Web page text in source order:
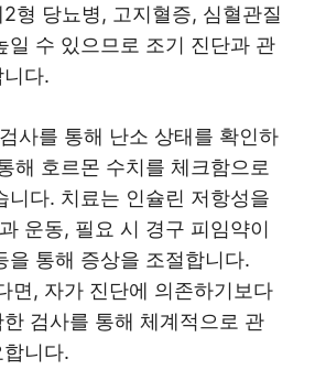
형 당뇨병, 고지혈증, 심혈관질
일 수 있으므로 조기 진단과 관
다.
사를 통해 난소 상태를 확인하
해 호르몬 수치를 체크함으로
니다. 치료는 인슐린 저항성을
운동, 필요 시 경구 피임약이
을 통해 증상을 조절합니다.
면, 자가 진단에 의존하기보다
검사를 통해 체계적으로 관
니다.